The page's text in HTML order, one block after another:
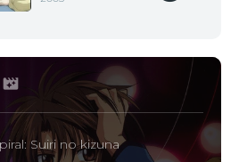
Suiri no kizuna